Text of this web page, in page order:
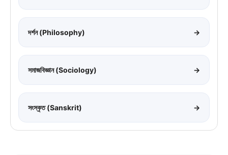
দর্শন (Philosophy) →
সমাজবিজ্ঞান (Sociology) →
সংস্কৃত (Sanskrit) →